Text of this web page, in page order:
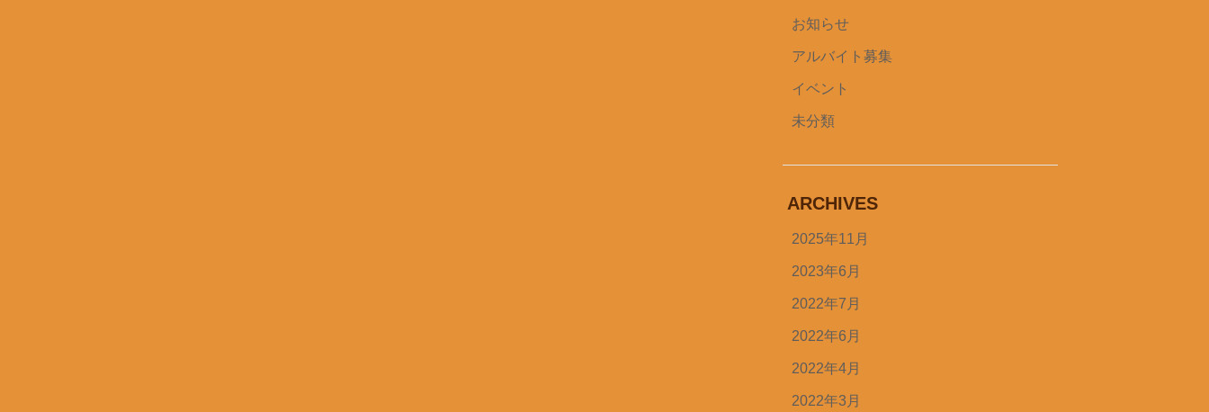
お知らせ
アルバイト募集
イベント
未分類
ARCHIVES
2025年11月
2023年6月
2022年7月
2022年6月
2022年4月
2022年3月